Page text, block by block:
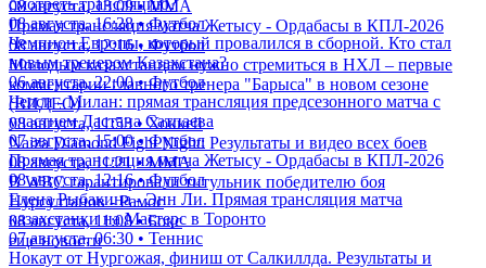
08 августа, 13:09 • ММА
Прямая трансляция матча Жетысу - Ордабасы в КПЛ-2026
08 августа, 12:16 • Футбол
Молодым казахстанцам нужно стремиться в НХЛ – первые
комментарии главного тренера "Барыса" в новом сезоне
(ВИДЕО)
08 августа, 11:53 • Хоккей
Naiza Diamond Fight Night: Результаты и видео всех боев
08 августа, 11:21 • ММА
В WBC гарантировали титульник победителю боя
Нурсултанов - Рамос
08 августа, 11:08 • Бокс
еще новости
смотреть трансляцию?
08 августа, 16:28 • Футбол
Чемпион Европы, который провалился в сборной. Кто стал
новым тренером Казахстана?
06 августа, 22:00 • Футбол
Челси - Милан: прямая трансляция предсезонного матча с
участием Дастана Сатпаева
07 августа, 15:00 • Футбол
Прямая трансляция матча Жетысу - Ордабасы в КПЛ-2026
08 августа, 12:16 • Футбол
Елена Рыбакина - Энн Ли. Прямая трансляция матча
казахстанки на Мастерс в Торонто
07 августа, 06:30 • Теннис
Нокаут от Нургожая, финиш от Салкиллда. Результаты и